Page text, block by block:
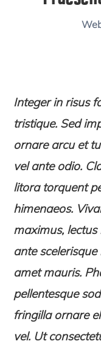
Integer in risus
tristique. Sed
ornare arcu et
vel ante odio.
litora torquent
himenaeos.
maximus,
ante
amet mauris.
pellentesque
fringilla ornare
vel. Ut